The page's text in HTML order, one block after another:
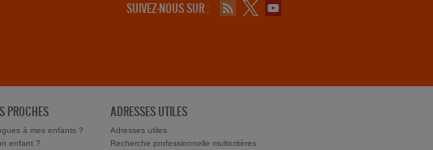
SUIVEZ-NOUS SUR :
PROCHES
à mes enfants ?
enfant ?
ADRESSES UTILES
Adresses utiles
Recherche professionnelle multicritères